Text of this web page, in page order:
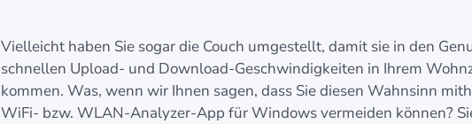
Vielleicht haben Sie sogar die Couch umgestellt, damit sie in den
schnellen Upload- und Download-Geschwindigkeiten in Ihrem
kommen. Was, wenn wir Ihnen sagen, dass Sie diesen Wahnsinn
WiFi- bzw. WLAN-Analyzer-App für Windows vermeiden können?